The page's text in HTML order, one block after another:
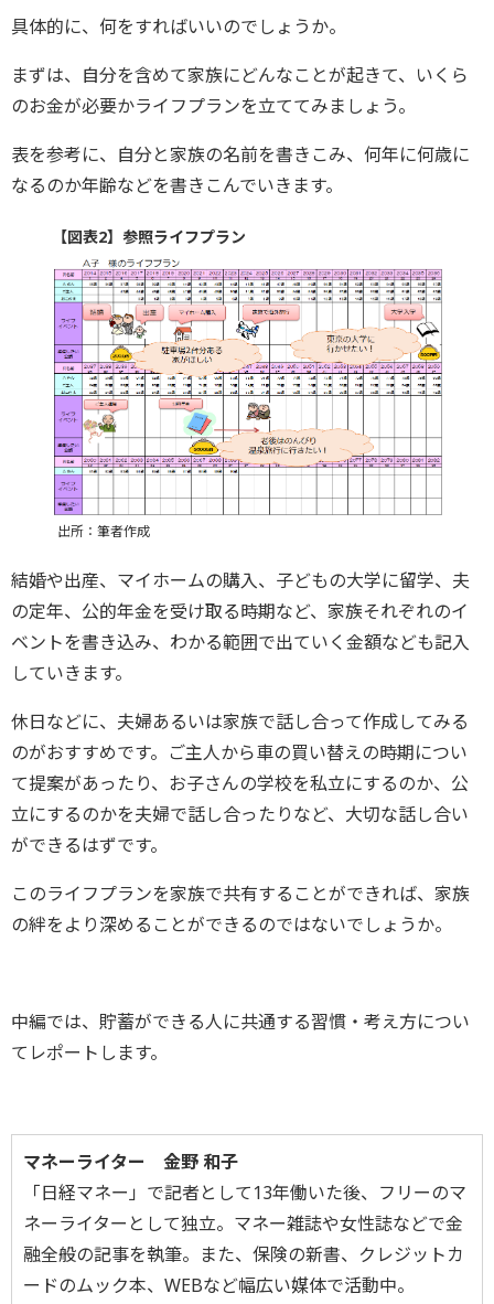
具体的に、何をすればいいのでしょうか。
まずは、自分を含めて家族にどんなことが起きて、いくら
のお金が必要かライフプランを立ててみましょう。
表を参考に、自分と家族の名前を書きこみ、何年に何歳に
なるのか年齢などを書きこんでいきます。
【図表2】参照ライフプラン
出所：筆者作成
結婚や出産、マイホームの購入、子どもの大学に留学、夫
の定年、公的年金を受け取る時期など、家族それぞれのイ
ベントを書き込み、わかる範囲で出ていく金額なども記入
していきます。
休日などに、夫婦あるいは家族で話し合って作成してみる
のがおすすめです。ご主人から車の買い替えの時期につい
て提案があったり、お子さんの学校を私立にするのか、公
立にするのかを夫婦で話し合ったりなど、大切な話し合い
ができるはずです。
このライフプランを家族で共有することができれば、家族
の絆をより深めることができるのではないでしょうか。
中編では、貯蓄ができる人に共通する習慣・考え方につい
てレポートします。
マネーライター 金野 和子
「日経マネー」で記者として13年働いた後、フリーのマ
ネーライターとして独立。マネー雑誌や女性誌などで金
融全般の記事を執筆。また、保険の新書、クレジットカ
ードのムック本、WEBなど幅広い媒体で活動中。